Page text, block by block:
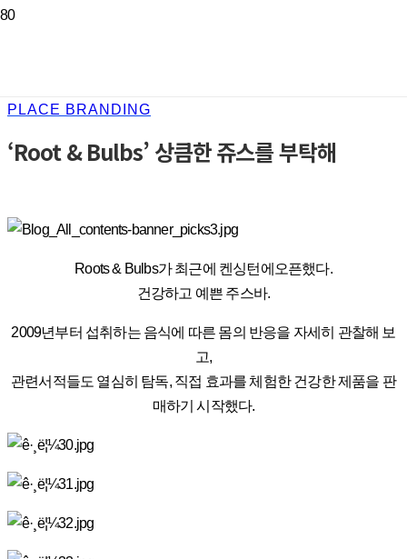
PLACE BRANDING
‘Root & Bulbs’ 상큼한 쥬스를 부탁해
Roots & Bulbs가 최근에 켄싱턴에오픈했다.
건강하고 예쁜 주스바.
2009년부터 섭취하는 음식에 따른 몸의 반응을 자세히 관찰해 보
고,
관련서적들도 열심히 탐독, 직접 효과를 체험한 건강한 제품을 판
매하기 시작했다.